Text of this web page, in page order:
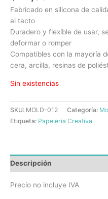
Fabricado en silicona de
al tacto
Duradero y flexible de usar,
deformar o romper
Compatibles con la mayoría
cera, arcilla, resinas de
Sin existencias
SKU: MOLD-012 Categoría:
Etiqueta: Papeleria Creativa
Descripción
Precio no incluye IVA